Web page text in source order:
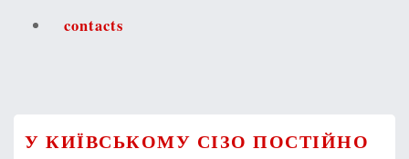
contacts
У КИЇВСЬКОМУ СІЗО ПОСТІЙНО